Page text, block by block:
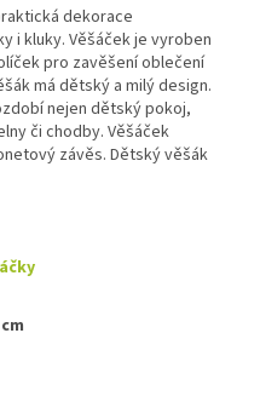
dekorace
i kluky. Věšáček je vyroben
pro zavěšení oblečení
má dětský a milý design.
nejen dětský pokoj,
či chodby. Věšáček
závěs. Dětský věšák